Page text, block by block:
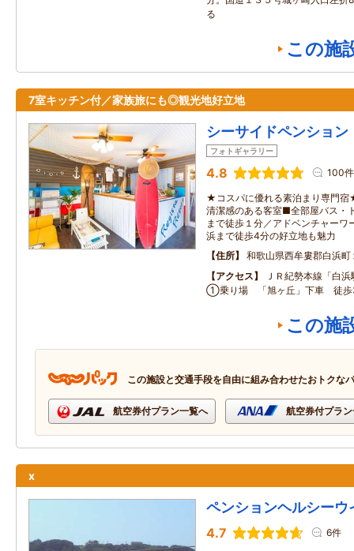
る
この施
7室キッチン付／家族旅にも◎観光地好立地
シーサイドペンション
フォトギャラリー
4.8 100件
★コスパに優れる素泊まり専門
清潔感のある客室■全部屋バス・
まで徒歩１分／アドベンチャーワ
浜まで徒歩4分の好立地も魅力
住所
和歌山県西牟婁郡白浜
アクセス
ＪＲ紀勢本線「白
①乗り場 「旭ヶ丘」下車 徒歩
この施
この施設と交通手段を自由に組み合わせたおトクな
航空券付プラン一覧へ 航空券付プラ
x
ペンションヘルシーウ
4.7 6件